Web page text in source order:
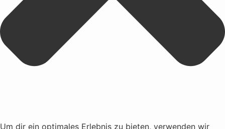
Um dir ein optimales Erlebnis zu bieten, verwenden wir